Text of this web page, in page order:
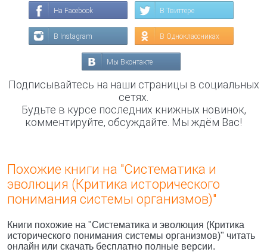
На Facebook В Твиттере
В Instagram В Одноклассниках
Мы Вконтакте
Подписывайтесь на наши страницы в социальных
сетях.
Будьте в курсе последних книжных новинок,
комментируйте, обсуждайте. Мы ждём Вас!
Похожие книги на "Систематика и
эволюция (Критика исторического
понимания системы организмов)"
Книги похожие на "Систематика и эволюция (Критика
исторического понимания системы организмов)" читать
онлайн или скачать бесплатно полные версии.